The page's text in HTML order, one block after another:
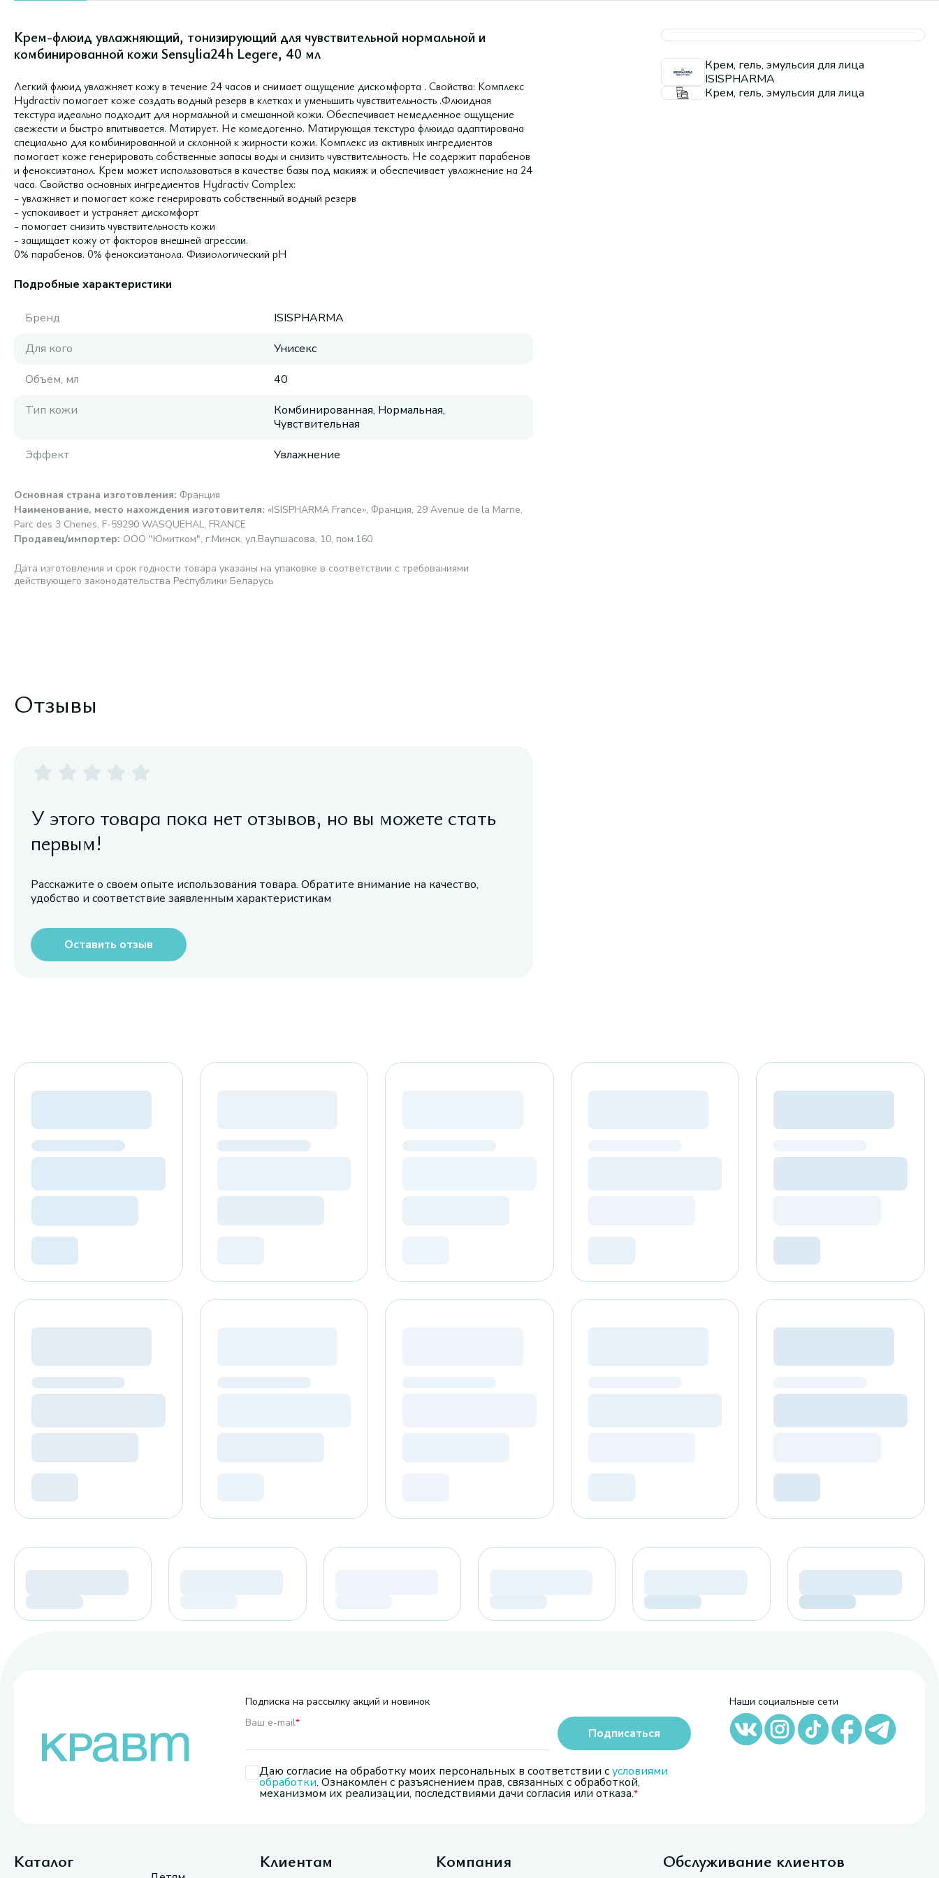
Крем-флюид увлажняющий, тонизирующий для чувствительной нормальной и
комбинированной кожи Sensylia24h Legere, 40 мл
Легкий флюид увлажняет кожу в течение 24 часов и снимает ощущение дискомфорта . Свойства: Комплекс
Hydractiv помогает коже создать водный резерв в клетках и уменьшить чувствительность .Флюидная
текстура идеально подходит для нормальной и смешанной кожи. Обеспечивает немедленное ощущение
свежести и быстро впитывается. Матирует. Не комедогенно. Матирующая текстура флюида адаптирована
специально для комбинированной и склонной к жирности кожи. Комплекс из активных ингредиентов
помогает коже генерировать собственные запасы воды и снизить чувствительность. Не содержит парабенов
и феноксиэтанол. Крем может использоваться в качестве базы под макияж и обеспечивает увлажнение на 24
часа. Свойства основных ингредиентов Hydractiv Complex:
- увлажняет и помогает коже генерировать собственный водный резерв
- успокаивает и устраняет дискомфорт
- помогает снизить чувствительность кожи
- защищает кожу от факторов внешней агрессии.
0% парабенов. 0% феноксиэтанола. Физиологический pH
Подробные характеристики
Бренд
ISISPHARMA
Для кого
Унисекс
Объем, мл
40
Тип кожи
Комбинированная, Нормальная,
Чувствительная
Эффект
Увлажнение
Основная страна изготовления: Франция
Наименование, место нахождения изготовителя: «ISISPHARMA France», Франция, 29 Avenue de la Marne,
Parc des 3 Chenes, F-59290 WASQUEHAL, FRANCE
Продавец/импортер: ООО "Юмитком", г.Минск, ул.Ваупшасова, 10, пом.160
Дата изготовления и срок годности товара указаны на упаковке в соответствии с требованиями
действующего законодательства Республики Беларусь
Крем, гель, эмульсия для лица
ISISPHARMA
Крем, гель, эмульсия для лица
Отзывы
У этого товара пока нет отзывов, но вы можете стать
первым!
Расскажите о своем опыте использования товара. Обратите внимание на качество,
удобство и соответствие заявленным характеристикам
Оставить отзыв
Подписка на рассылку акций и новинок
Ваш e-mail*
Даю согласие на обработку моих персональных в соответствии сусловиями
обработки. Ознакомлен с разъяснением прав, связанных с обработкой,
механизмом их реализации, последствиями дачи согласия или отказа.
Подписаться
Наши социальные сети
Каталог Клиентам Компания Обслуживание клиентов